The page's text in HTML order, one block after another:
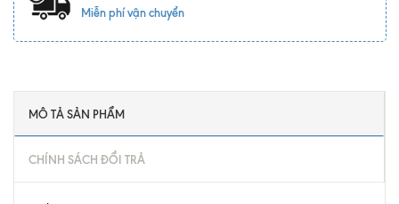
Miễn phí vận chuyển
MÔ TẢ SẢN PHẨM
CHÍNH SÁCH ĐỔI TRẢ